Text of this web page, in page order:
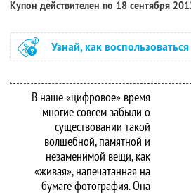
Купон действителен по 18 сентября
Узнай, как
В наше «цифровое» время
многие совсем забыли о
существовании такой
волшебной, памятной и
незаменимой вещи, как
«живая», напечатанная на
бумаге фотография. Она